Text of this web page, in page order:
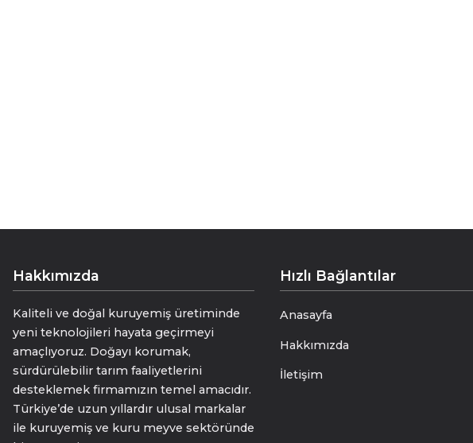
Hakkımızda
Kaliteli ve doğal kuruyemiş üretiminde
yeni teknolojileri hayata geçirmeyi
amaçlıyoruz. Doğayı korumak,
sürdürülebilir tarım faaliyetlerini
desteklemek firmamızın temel amacıdır.
Türkiye’de uzun yıllardır ulusal markalar
ile kuruyemiş ve kuru meyve sektöründe
Hızlı Bağlantılar
Anasayfa
Hakkımızda
İletişim